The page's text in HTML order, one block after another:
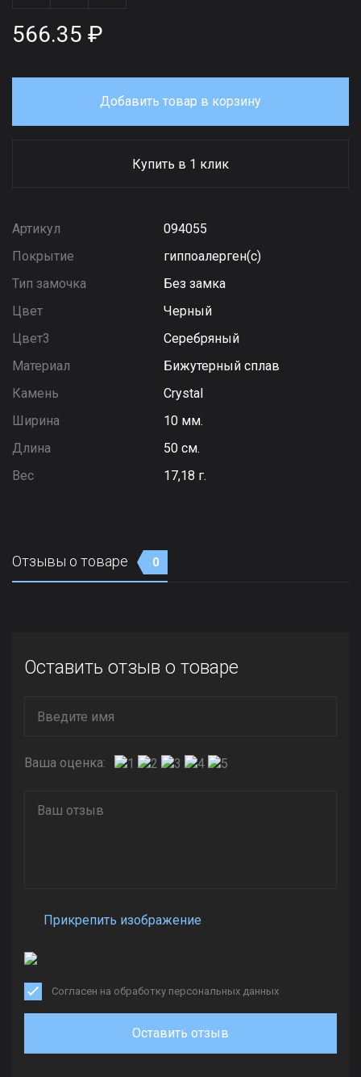
566.35 ₽
Добавить товар в корзину
Купить в 1 клик
Артикул
094055
Покрытие
гиппоалерген(с)
Тип замочка
Без замка
Цвет
Черный
Цвет3
Серебряный
Материал
Бижутерный сплав
Камень
Сrystal
Ширина
10 мм.
Длина
50 см.
Вес
17,18 г.
Отзывы о товаре 0
Оставить отзыв о товаре
Ваша оценка:
Прикрепить изображение
Согласен на обработку персональных данных
Оставить отзыв